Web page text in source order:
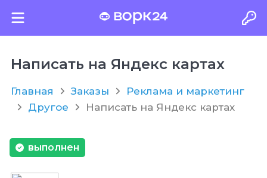
Написать на Яндекс картах
Главная Заказы
Реклама и маркетинг
Другое
Написать на Яндекс картах
выполнен